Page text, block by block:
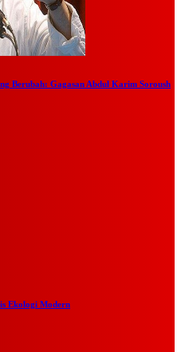
Berubah: Gagasan Abdul Karim Soroush
Ekologi Modern